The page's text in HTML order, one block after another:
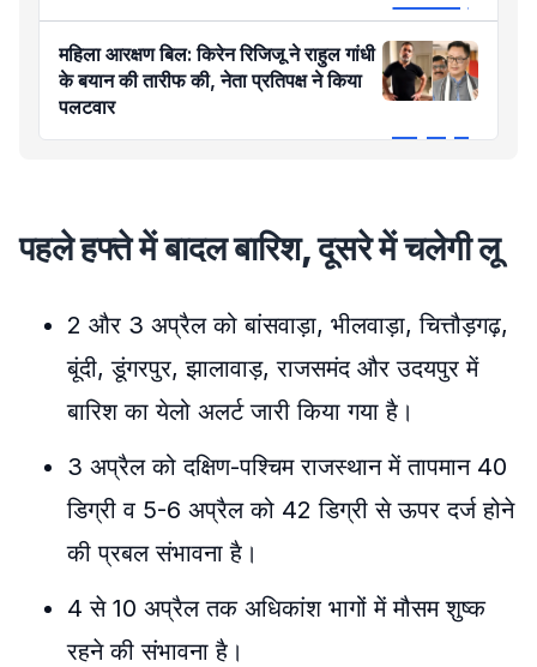
महिला आरक्षण बिल: किरेन रिजिजू ने राहुल गांधी
के बयान की तारीफ की, नेता प्रतिपक्ष ने किया
पलटवार
पहले हफ्ते में बादल बारिश, दूसरे में चलेगी लू
2 और 3 अप्रैल को बांसवाड़ा, भीलवाड़ा, चित्तौड़गढ़,
बूंदी, डूंगरपुर, झालावाड़, राजसमंद और उदयपुर में
बारिश का येलो अलर्ट जारी किया गया है।
3 अप्रैल को दक्षिण-पश्चिम राजस्थान में तापमान 40
डिग्री व 5-6 अप्रैल को 42 डिग्री से ऊपर दर्ज होने
की प्रबल संभावना है।
4 से 10 अप्रैल तक अधिकांश भागों में मौसम शुष्क
रहने की संभावना है।